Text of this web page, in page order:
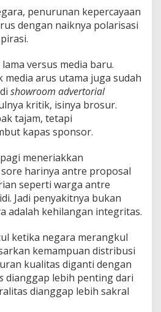
penurunan kepercayaan
dengan naiknya polarisasi
versus media baru.
media arus utama juga sudah
showroom advertorial
kritik, isinya brosur.
tajam, tetapi
kapas sponsor.
meneriakkan
harinya antre proposal
seperti warga antre
Jadi penyakitnya bukan
adalah kehilangan integritas.
ketika negara merangkul
kemampuan distribusi
kualitas diganti dengan
dianggap lebih penting dari
dianggap lebih sakral